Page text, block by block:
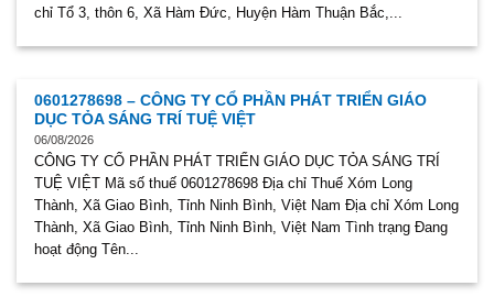
chỉ Tổ 3, thôn 6, Xã Hàm Đức, Huyện Hàm Thuận Bắc,...
0601278698 – CÔNG TY CỔ PHẦN PHÁT TRIỂN GIÁO
DỤC TỎA SÁNG TRÍ TUỆ VIỆT
06/08/2026
CÔNG TY CỔ PHẦN PHÁT TRIỂN GIÁO DỤC TỎA SÁNG TRÍ
TUỆ VIỆT Mã số thuế 0601278698 Địa chỉ Thuế Xóm Long
Thành, Xã Giao Bình, Tỉnh Ninh Bình, Việt Nam Địa chỉ Xóm Long
Thành, Xã Giao Bình, Tỉnh Ninh Bình, Việt Nam Tình trạng Đang
hoạt động Tên...